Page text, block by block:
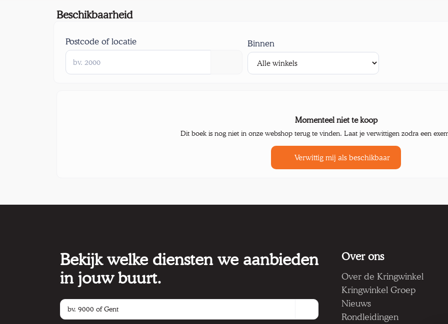
Beschikbaarheid
Postcode of locatie Binnen
Momenteel niet te koop
Dit boek is nog niet in onze webshop terug te vinden. Laat je verwittigen zodra een
Verwittig mij als beschikbaar
Bekijk welke diensten we aanbieden
in jouw buurt.
Over ons
Over de Kringwinkel
Kringwinkel Groep
Nieuws
Rondleidingen